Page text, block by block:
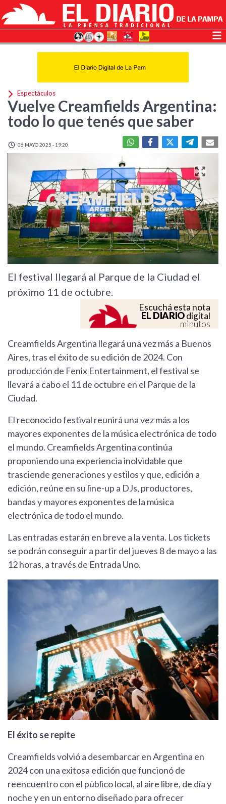
Espectáculos
Vuelve Creamfields Argentina:
todo lo que tenés que saber
06 MAYO 2025 - 19:20
El festival llegará al Parque de la Ciudad el
próximo 11 de octubre.
Escuchá esta nota
EL DIARIOdigital
minutos
Creamfields Argentina llegará una vez más a Buenos
Aires, tras el éxito de su edición de 2024. Con
producción de Fenix Entertainment, el festival se
llevará a cabo el 11 de octubre en el Parque de la
Ciudad.
El reconocido festival reunirá una vez más a los
mayores exponentes de la música electrónica de todo
el mundo. Creamfields Argentina continúa
proponiendo una experiencia inolvidable que
trasciende generaciones y estilos y que, edición a
edición, reúne en su line-up a DJs, productores,
bandas y mayores exponentes de la música
electrónica de todo el mundo.
Las entradas estarán en breve a la venta. Los tickets
se podrán conseguir a partir del jueves 8 de mayo a las
12 horas, a través de Entrada Uno.
El éxito se repite
Creamfields volvió a desembarcar en Argentina en
2024 con una exitosa edición que funcionó de
reencuentro con el público local, al aire libre, de día y
noche y en un entorno diseñado para ofrecer